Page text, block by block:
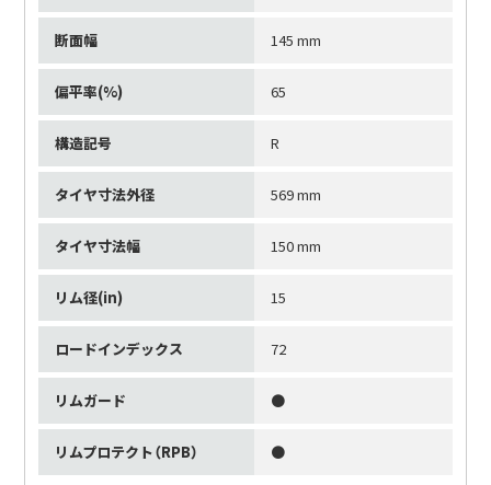
断面幅 145 mm
偏平率(%) 65
構造記号 R
タイヤ寸法外径 569 mm
タイヤ寸法幅 150 mm
リム径(in) 15
ロードインデックス 72
リムガード ●
リムプロテクト（RPB） ●